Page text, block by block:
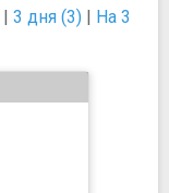
| 3 дня (3) | На 3